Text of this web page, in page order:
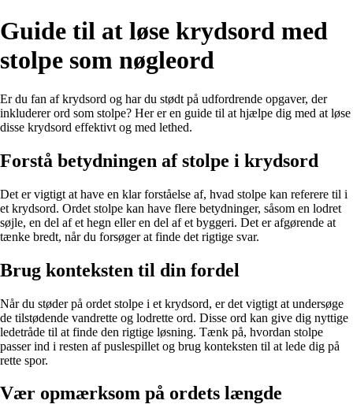
Guide til at løse krydsord med
stolpe som nøgleord
Er du fan af krydsord og har du stødt på udfordrende opgaver, der
inkluderer ord som stolpe? Her er en guide til at hjælpe dig med at løse
disse krydsord effektivt og med lethed.
Forstå betydningen af stolpe i krydsord
Det er vigtigt at have en klar forståelse af, hvad stolpe kan referere til i
et krydsord. Ordet stolpe kan have flere betydninger, såsom en lodret
søjle, en del af et hegn eller en del af et byggeri. Det er afgørende at
tænke bredt, når du forsøger at finde det rigtige svar.
Brug konteksten til din fordel
Når du støder på ordet stolpe i et krydsord, er det vigtigt at undersøge
de tilstødende vandrette og lodrette ord. Disse ord kan give dig nyttige
ledetråde til at finde den rigtige løsning. Tænk på, hvordan stolpe
passer ind i resten af puslespillet og brug konteksten til at lede dig på
rette spor.
Vær opmærksom på ordets længde